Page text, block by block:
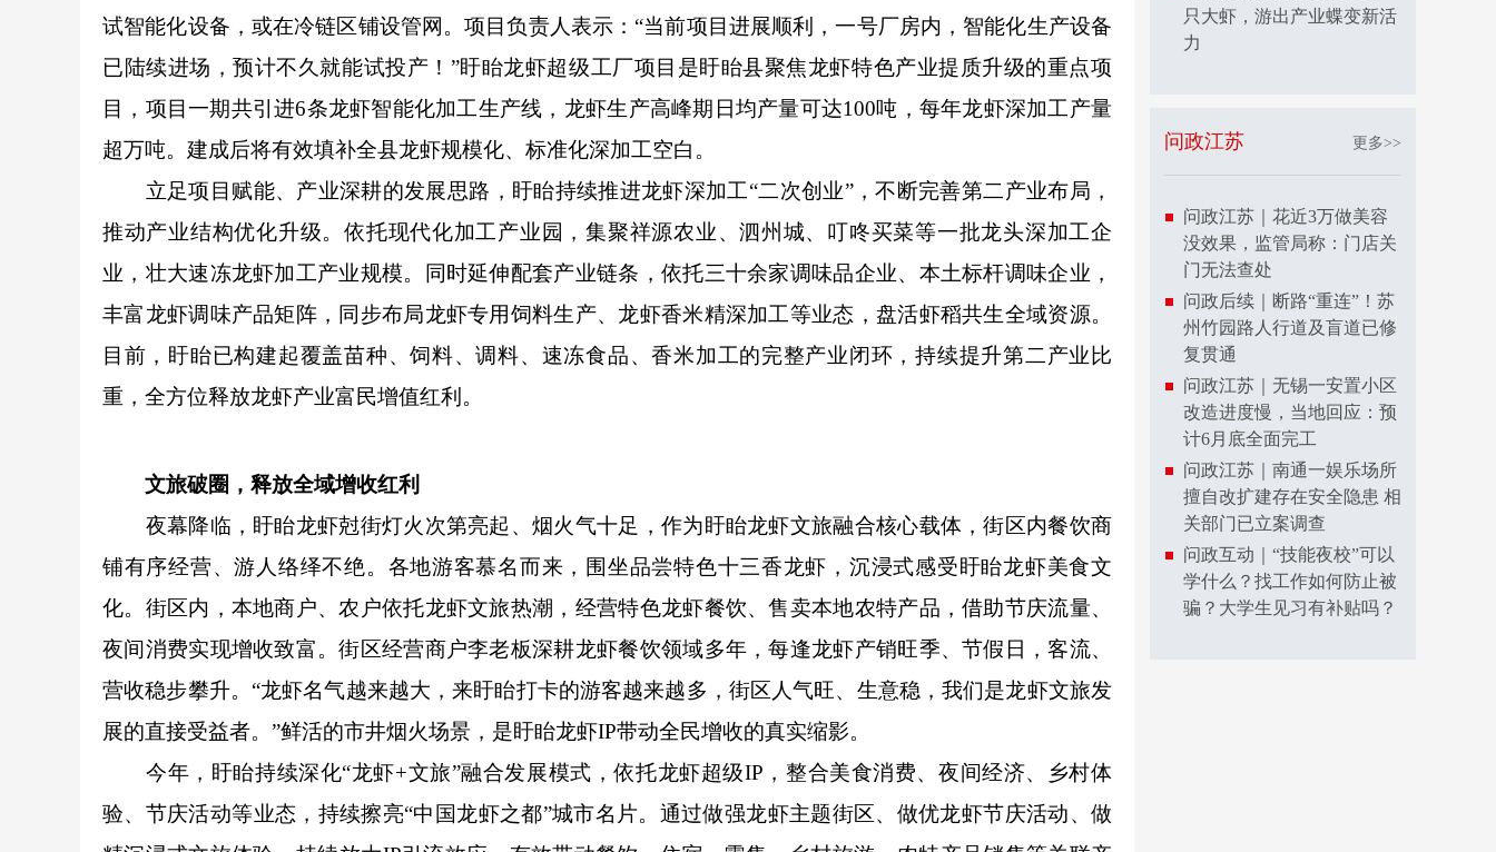
试智能化设备，或在冷链区铺设管网。项目负责人表示：“当前项目进展顺利，一号厂房内，智能化生产设备
已陆续进场，预计不久就能试投产！”盱眙龙虾超级工厂项目是盱眙县聚焦龙虾特色产业提质升级的重点项
目，项目一期共引进6条龙虾智能化加工生产线，龙虾生产高峰期日均产量可达100吨，每年龙虾深加工产量
超万吨。建成后将有效填补全县龙虾规模化、标准化深加工空白。
立足项目赋能、产业深耕的发展思路，盱眙持续推进龙虾深加工“二次创业”，不断完善第二产业布局，
推动产业结构优化升级。依托现代化加工产业园，集聚祥源农业、泗州城、叮咚买菜等一批龙头深加工企
业，壮大速冻龙虾加工产业规模。同时延伸配套产业链条，依托三十余家调味品企业、本土标杆调味企业，
丰富龙虾调味产品矩阵，同步布局龙虾专用饲料生产、龙虾香米精深加工等业态，盘活虾稻共生全域资源。
目前，盱眙已构建起覆盖苗种、饲料、调料、速冻食品、香米加工的完整产业闭环，持续提升第二产业比
重，全方位释放龙虾产业富民增值红利。
文旅破圈，释放全域增收红利
夜幕降临，盱眙龙虾尅街灯火次第亮起、烟火气十足，作为盱眙龙虾文旅融合核心载体，街区内餐饮商
铺有序经营、游人络绎不绝。各地游客慕名而来，围坐品尝特色十三香龙虾，沉浸式感受盱眙龙虾美食文
化。街区内，本地商户、农户依托龙虾文旅热潮，经营特色龙虾餐饮、售卖本地农特产品，借助节庆流量、
夜间消费实现增收致富。街区经营商户李老板深耕龙虾餐饮领域多年，每逢龙虾产销旺季、节假日，客流、
营收稳步攀升。“龙虾名气越来越大，来盱眙打卡的游客越来越多，街区人气旺、生意稳，我们是龙虾文旅发
展的直接受益者。”鲜活的市井烟火场景，是盱眙龙虾IP带动全民增收的真实缩影。
今年，盱眙持续深化“龙虾+文旅”融合发展模式，依托龙虾超级IP，整合美食消费、夜间经济、乡村体
验、节庆活动等业态，持续擦亮“中国龙虾之都”城市名片。通过做强龙虾主题街区、做优龙虾节庆活动、做
只大虾，游出产业蝶变新活
力
问政江苏 更多>>
问政江苏｜花近3万做美容
没效果，监管局称：门店关
门无法查处
问政后续｜断路“重连”！苏
州竹园路人行道及盲道已修
复贯通
问政江苏｜无锡一安置小区
改造进度慢，当地回应：预
计6月底全面完工
问政江苏｜南通一娱乐场所
擅自改扩建存在安全隐患 相
关部门已立案调查
问政互动｜“技能夜校”可以
学什么？找工作如何防止被
骗？大学生见习有补贴吗？